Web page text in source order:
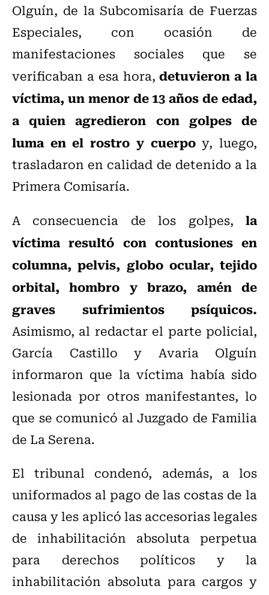
Olguín, de la Subcomisaría de Fuerzas
Especiales, con ocasión de
manifestaciones sociales que se
verificaban a esa hora,detuvieron a la
víctima, un menor de 13 años de edad,
a quien agredieron con golpes de
luma en el rostro y cuerpoy, luego,
trasladaron en calidad de detenido a la
Primera Comisaría.
A consecuencia de los golpes, la
víctima resultó con contusiones en
columna, pelvis, globo ocular, tejido
orbital, hombro y brazo, amén de
graves sufrimientos psíquicos.
Asimismo, al redactar el parte policial,
García Castillo y Avaria Olguín
informaron que la víctima había sido
lesionada por otros manifestantes, lo
que se comunicó al Juzgado de Familia
de La Serena.
El tribunal condenó, además, a los
uniformados al pago de las costas de la
causa y les aplicó las accesorias legales
de inhabilitación absoluta perpetua
para derechos políticos y la
inhabilitación absoluta para cargos y